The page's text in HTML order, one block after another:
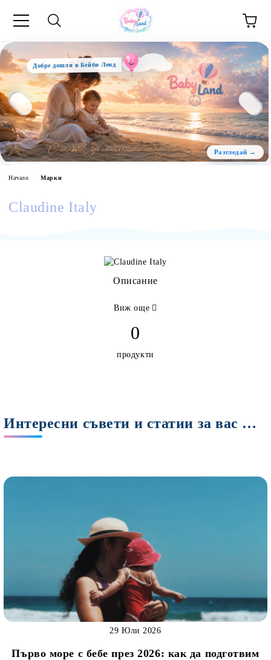
Добре дошли в Бейби Ленд
Начало Марки
Claudine Italy
Описание
Виж още
0
продукти
Интересни съвети и статии за вас Мами
Първо море с бебе през 2026: как да подготвим
29 Юли 2026